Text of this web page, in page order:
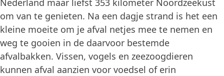
Nederland maar liefst 353 kilometer Noordzeekust
om van te genieten. Na een dagje strand is het een
kleine moeite om je afval netjes mee te nemen en
weg te gooien in de daarvoor bestemde
afvalbakken. Vissen, vogels en zeezoogdieren
kunnen afval aanzien voor voedsel of erin